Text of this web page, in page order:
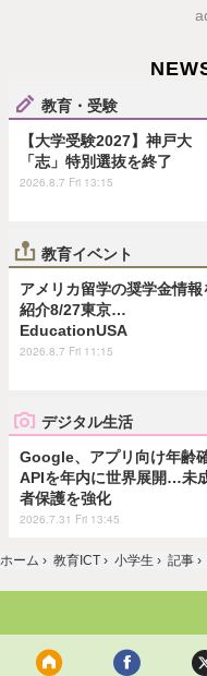
教育・受験
【大学受験2027】神戸大
「志」特別選抜を終了
2026.8.7 Fri 13:15
教育イベント
アメリカ留学の奨学金情報
紹介8/27東京…
EducationUSA
2026.8.7 Fri 11:15
デジタル生活
Google、アプリ向け年齢
APIを年内に世界展開…未
者保護を強化
2026.7.31 Fri 13:45
ホーム › 教育ICT › 小学生 › 記事 ›